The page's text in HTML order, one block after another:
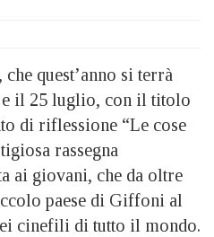
quest’anno si terrà
e il 25 luglio, con il titolo
di riflessione “Le cose
rassegna
ai giovani, che da oltre
paese di Giffoni al
cinefili di tutto il mondo.